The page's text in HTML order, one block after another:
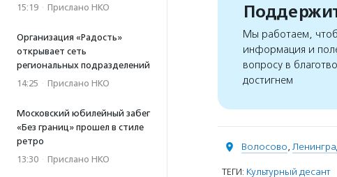
15:19 · Прислано НКО
Организация «Радость»
открывает сеть
региональных подразделений
14:25 · Прислано НКО
Московский юбилейный забег
«Без границ» прошел в стиле
ретро
13:30 · Прислано НКО
Мы работаем,
информация и
вопросу в
достигнем
Волосово,
ТЕГИ: Культурный десант